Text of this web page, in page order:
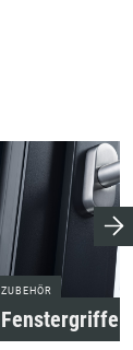
ZUBEHÖR
Fenstergriffe